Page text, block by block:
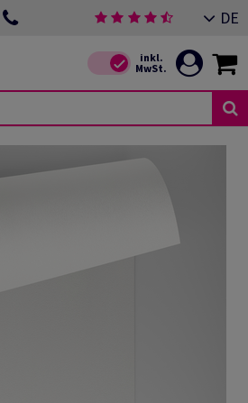
DE